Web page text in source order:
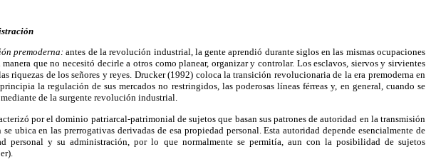
premoderna: antes de la revolución industrial, la gente aprendió durante siglos en las mismas ocupaciones
que no necesitó decirle a otros como planear, organizar y controlar. Los esclavos, siervos y sirvientes
riquezas de los señores y reyes. Drucker (1992) coloca la transición revolucionaria de la era premoderna en
la regulación de sus mercados no restringidos, las poderosas líneas férreas y, en general, cuando se
de la surgente revolución industrial.
por el dominio patriarcal-patrimonial de sujetos que basan sus patrones de autoridad en la transmisión
ubica en las prerrogativas derivadas de esa propiedad personal. Esta autoridad depende esencialmente de
personal y su administración, por lo que normalmente se permitía, aun con la posibilidad de sujetos